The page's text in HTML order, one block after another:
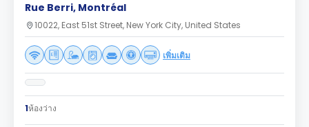
Rue Berri, Montréal
10022, East 51st Street, New York City, United States
เพิ่มเติม
1ห้องว่าง